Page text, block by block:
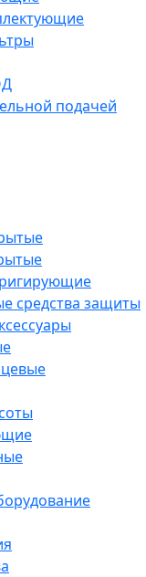
подачей
средства защиты